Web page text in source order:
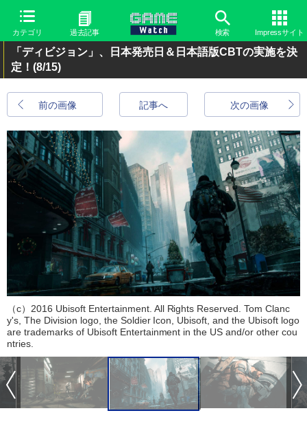
カテゴリ 過去記事 検索 Impressサイト
「ディビジョン」、日本発売日＆日本語版CBTの実施を決
定！ (8/15)
前の画像 次の画像
記事へ
（c）2016 Ubisoft Entertainment. All Rights Reserved. Tom Clanc
y's, The Division logo, the Soldier Icon, Ubisoft, and the Ubisoft logo
are trademarks of Ubisoft Entertainment in the US and/or other cou
ntries.